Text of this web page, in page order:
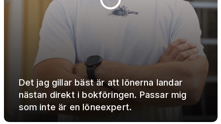
Det jag gillar bäst är att lönerna landar
nästan direkt i bokföringen. Passar mig
som inte är en löneexpert.